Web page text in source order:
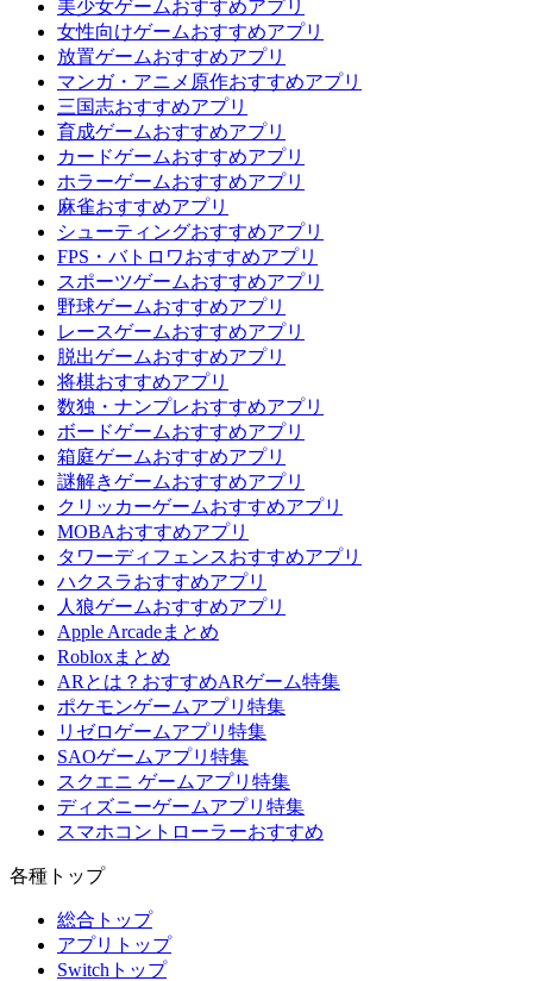
美少女ゲームおすすめアプリ
女性向けゲームおすすめアプリ
放置ゲームおすすめアプリ
マンガ・アニメ原作おすすめアプリ
三国志おすすめアプリ
育成ゲームおすすめアプリ
カードゲームおすすめアプリ
ホラーゲームおすすめアプリ
麻雀おすすめアプリ
シューティングおすすめアプリ
FPS・バトロワおすすめアプリ
スポーツゲームおすすめアプリ
野球ゲームおすすめアプリ
レースゲームおすすめアプリ
脱出ゲームおすすめアプリ
将棋おすすめアプリ
数独・ナンプレおすすめアプリ
ボードゲームおすすめアプリ
箱庭ゲームおすすめアプリ
謎解きゲームおすすめアプリ
クリッカーゲームおすすめアプリ
MOBAおすすめアプリ
タワーディフェンスおすすめアプリ
ハクスラおすすめアプリ
人狼ゲームおすすめアプリ
Apple Arcadeまとめ
Robloxまとめ
ARとは？おすすめARゲーム特集
ポケモンゲームアプリ特集
リゼロゲームアプリ特集
SAOゲームアプリ特集
スクエニ ゲームアプリ特集
ディズニーゲームアプリ特集
スマホコントローラーおすすめ
各種トップ
総合トップ
アプリトップ
Switchトップ